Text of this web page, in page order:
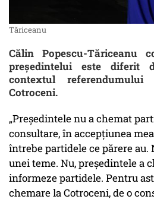
Tăriceanu
Călin Popescu-Tăriceanu
președintelui este diferit
contextul
Cotroceni.
„Președintele nu a chemat
consultare, în accepțiunea
întrebe partidele ce părere au.
unei teme. Nu, președintele a
informeze partidele. Pentru
chemare la Cotroceni, de o